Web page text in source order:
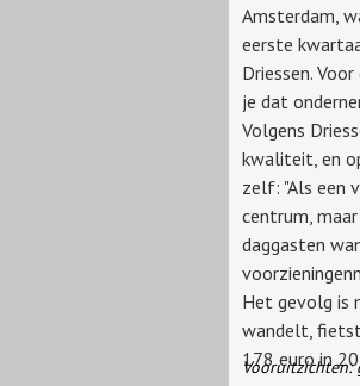
Amsterdam,
eerste
Driessen.
je dat
Volgens
kwaliteit, en
zelf: "Als een
centrum,
daggasten
Het gevolg is
wandelt,
178 euro in
Vooruitzichten: